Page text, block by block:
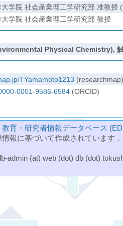
学院 社会産業理工学研究部 准教授
学院 社会産業理工学研究部 教授
Physical Chemistry),
TYamamoto1213 (researchmap)
0001-9586-6584(ORCID)
教育・研究者情報データベース
情報に基づいて作成されています
admin (at) web (dot) db (dot)